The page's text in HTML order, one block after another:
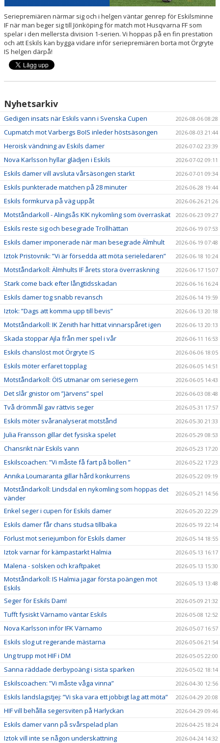
Seriepremiären närmar sig och i helgen väntar genrep för Eskilsminne
IF när man beger sig till Jönköping för match mot Husqvarna FF som
spelar i den mellersta division 1-serien. Vi hoppas på en fin prestation
och att Eskils kan bygga vidare inför seriepremiären borta mot Örgryte
IS helgen därpå!
Nyhetsarkiv
Gedigen insats när Eskils vann i Svenska Cupen 2026-08-06 08:28
Cupmatch mot Varbergs BoIS inleder höstsäsongen 2026-08-03 21:44
Heroisk vändning av Eskils damer 2026-07-02 23:39
Nova Karlsson hyllar glädjen i Eskils 2026-07-02 09:11
Eskils damer vill avsluta vårsäsongen starkt 2026-07-01 09:34
Eskils punkterade matchen på 28 minuter 2026-06-28 19:44
Eskils formkurva på väg uppåt 2026-06-26 21:26
Motståndarkoll - Alingsås KIK nykomling som överraskat 2026-06-23 09:27
Eskils reste sig och besegrade Trollhättan 2026-06-19 07:53
Eskils damer imponerade när man besegrade Älmhult 2026-06-19 07:48
Iztok Pristovnik: ”Vi är försedda att möta serieledaren” 2026-06-18 10:24
Motståndarkoll: Älmhults IF årets stora överraskning 2026-06-17 15:07
Stark come back efter långtidsskadan 2026-06-16 16:24
Eskils damer tog snabb revansch 2026-06-14 19:59
Iztok: ”Dags att komma upp till bevis” 2026-06-13 20:18
Motståndarkoll: IK Zenith har hittat vinnarspåret igen 2026-06-13 20:13
Skada stoppar Ajla från mer spel i vår 2026-06-11 16:53
Eskils chanslöst mot Örgryte IS 2026-06-06 18:05
Eskils möter erfaret topplag 2026-06-05 14:51
Motståndarkoll: ÖIS utmanar om seriesegern 2026-06-05 14:43
Det slår gnistor om ”Järvens” spel 2026-06-03 08:48
Två drömmål gav rättvis seger 2026-05-31 17:57
Eskils möter svåranalyserat motstånd 2026-05-30 21:33
Julia Fransson gillar det fysiska spelet 2026-05-29 08:53
Chansrikt när Eskils vann 2026-05-23 17:20
Eskilscoachen: ”Vi måste få fart på bollen ” 2026-05-22 17:23
Annika Loumaranta gillar hård konkurrens 2026-05-22 09:19
Motståndarkoll: Lindsdal en nykomling som hoppas det
vänder
2026-05-21 14:56
Enkel seger i cupen för Eskils damer 2026-05-20 22:29
Eskils damer får chans studsa tillbaka 2026-05-19 22:14
Förlust mot seriejumbon för Eskils damer 2026-05-14 18:55
Iztok varnar för kämpastarkt Halmia 2026-05-13 16:17
Malena - solsken och kraftpaket 2026-05-13 15:30
Motståndarkoll: IS Halmia jagar första poängen mot
Eskils
2026-05-13 13:48
Seger för Eskils Dam! 2026-05-09 21:32
Tufft fysiskt Värnamo väntar Eskils 2026-05-08 12:52
Nova Karlsson inför IFK Värnamo 2026-05-07 16:57
Eskils slog ut regerande mästarna 2026-05-06 21:54
Ung trupp mot HIF i DM 2026-05-05 22:00
Sanna räddade derbypoäng i sista sparken 2026-05-02 18:14
Eskilscoachen: ”Vi måste våga vinna” 2026-04-30 12:56
Eskils landslagstjej: ”Vi ska vara ett jobbigt lag att möta” 2026-04-29 20:08
HIF vill behålla segersviten på Harlyckan 2026-04-29 09:46
Eskils damer vann på svårspelad plan 2026-04-25 18:24
Iztok vill inte se någon underskattning 2026-04-24 14:32